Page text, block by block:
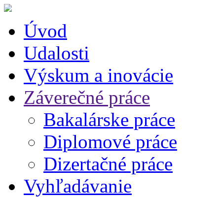
Úvod
Udalosti
Výskum a inovácie
Záverečné práce
Bakalárske práce
Diplomové práce
Dizertačné práce
Vyhľadávanie